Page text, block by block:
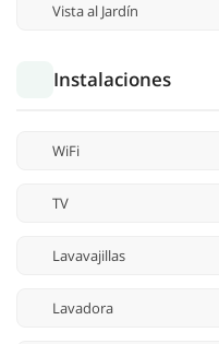
Vista al Jardín
Instalaciones
WiFi
TV
Lavavajillas
Lavadora